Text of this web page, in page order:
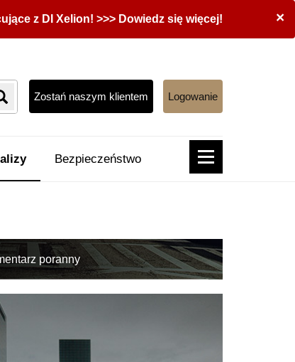
×
z DI Xelion! >>> Dowiedz się więcej!
Zostań naszym klientem Logowanie
Bezpieczeństwo
poranny